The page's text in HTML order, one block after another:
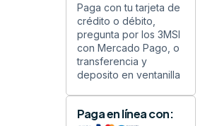
Paga con tu tarjeta de
crédito o débito,
pregunta por los 3MSI
con Mercado Pago, o
transferencia y
deposito en ventanilla
Paga en línea con: